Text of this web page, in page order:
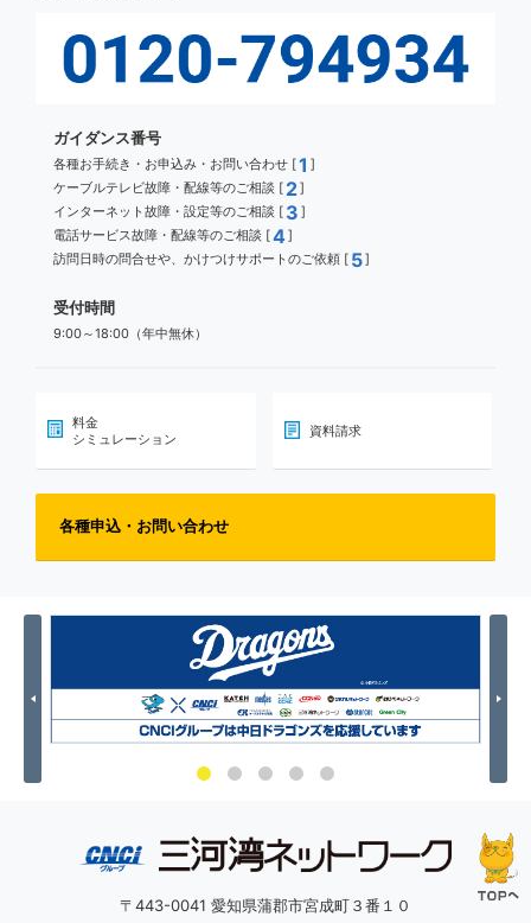
ガイダンス番号
各種お手続き・お申込み・お問い合わせ [1 ]
ケーブルテレビ故障・配線等のご相談 [ 2]
インターネット故障・設定等のご相談 [ 3 ]
電話サービス故障・配線等のご相談 [4]
訪問日時の問合せや、かけつけサポートのご依頼 [ 5]
受付時間
9:00～18:00（年中無休）
料金
シミュレーション
資料請求
各種申込・お問い合わせ
Previous Next
〒443-0041 愛知県蒲郡市宮成町３番１０